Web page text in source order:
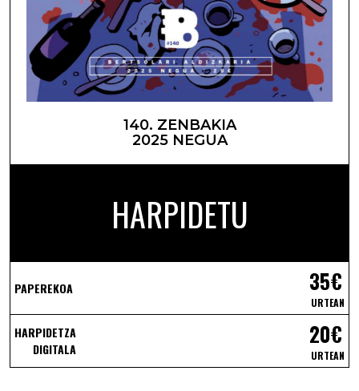
140. ZENBAKIA
2025 NEGUA
HARPIDETU
PAPEREKOA 35€
URTEAN
HARPIDETZA
DIGITALA
20€
URTEAN